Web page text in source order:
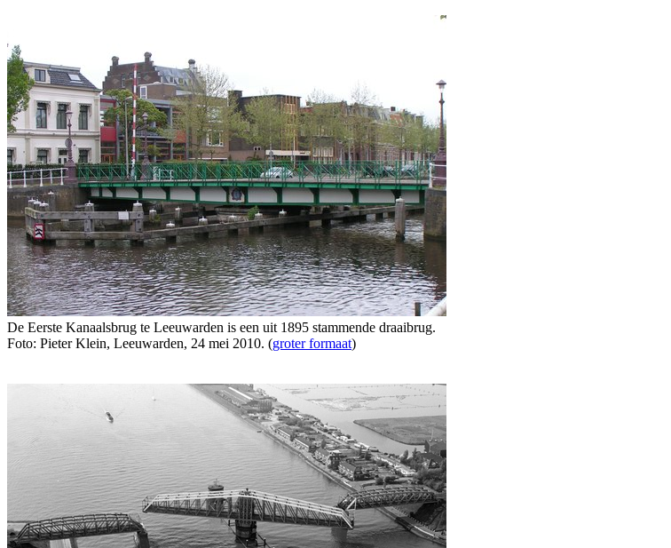
De Eerste Kanaalsbrug te Leeuwarden is een uit 1895 stammende draaibrug.
Foto: Pieter Klein, Leeuwarden, 24 mei 2010. (groter formaat)